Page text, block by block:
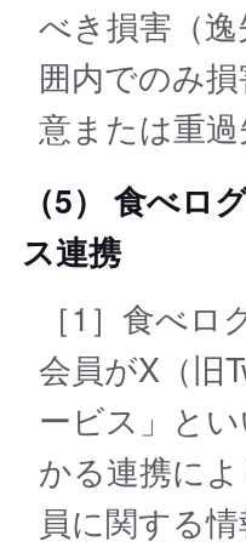
べき損害（
囲内でのみ
意または重
（5） 食べ
ス連携
［1］食べ
会員がX（旧
ービス」と
かる連携に
員に関する